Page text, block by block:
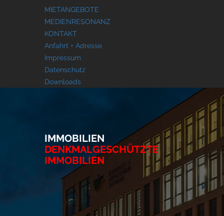
MIETANGEBOTE
MEDIENRESONANZ
KONTAKT
Anfahrt + Adresse
Impressum
Datenschutz
Downloads
IMMOBILIEN
DENKMALGESCHÜTZTE
IMMOBILIEN